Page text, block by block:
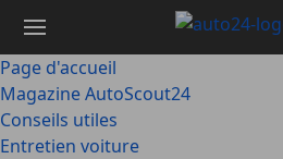
contenu
principal
Page d'accueil
Magazine AutoScout24
Conseils utiles
Entretien voiture